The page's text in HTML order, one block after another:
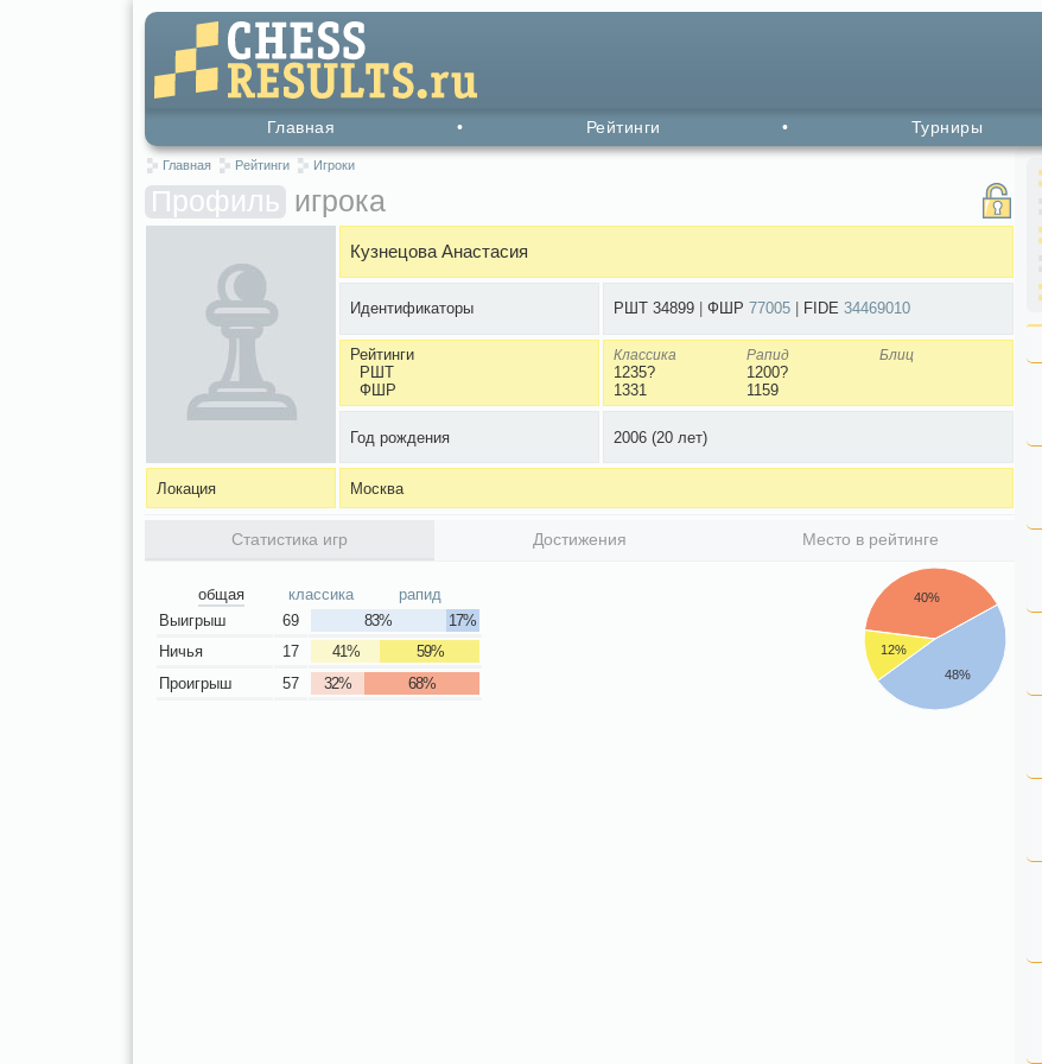
Главная • Рейтинги • Турниры
Главная Рейтинги Игроки
Профиль игрока
Кузнецова Анастасия
Идентификаторы РШТ 34899 |ФШР77005 FIDE34469010
Рейтинги
РШТ
ФШР
Классика Рапид Блиц
1235?
1200?
1331
1159
Год рождения 2006 (20 лет)
Локация Москва
Статистика игр Достижения Место в рейтинге
общая классика
рапид
Выигрыш
69 83%
17%
Ничья
17 41%
59%
Проигрыш
57 32% 68%
12%
40%
48%